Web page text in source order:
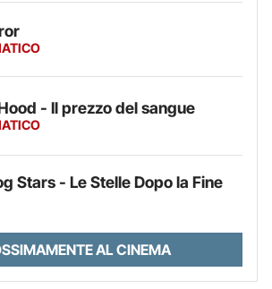
- Il prezzo del sangue
Stars - Le Stelle Dopo la Fine
AL CINEMA